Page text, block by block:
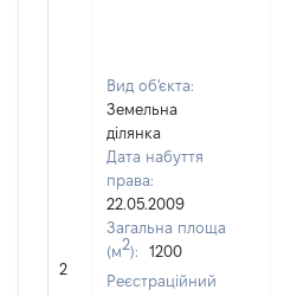
2
Вид об'єкта:
Земельна
ділянка
Дата набуття
права:
22.05.2009
Загальна площа
(м2):
1200
Реєстраційний